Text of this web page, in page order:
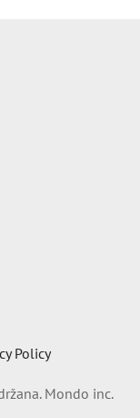
Policy
Mondo inc.